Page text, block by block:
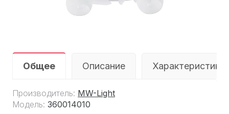
Общее Описание Характеристики
Производитель: MW-Light
Модель: 360014010